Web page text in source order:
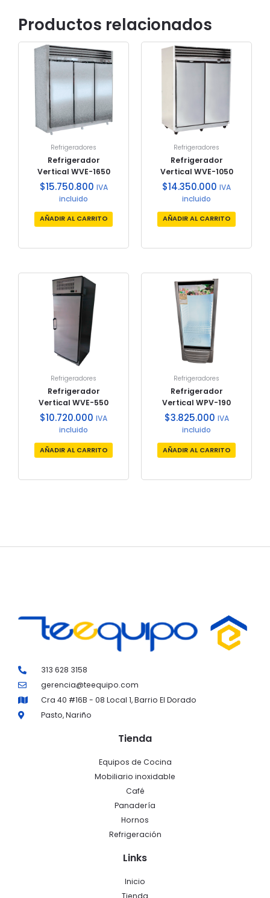
Productos relacionados
Refrigeradores
Refrigerador
Vertical WVE-1650
$15.750.800 IVA
incluido
AÑADIR AL CARRITO
Refrigeradores
Refrigerador
Vertical WVE-1050
$14.350.000 IVA
incluido
AÑADIR AL CARRITO
Refrigeradores
Refrigerador
Vertical WVE-550
$10.720.000 IVA
incluido
AÑADIR AL CARRITO
Refrigeradores
Refrigerador
Vertical WPV-190
$3.825.000 IVA
incluido
AÑADIR AL CARRITO
313 628 3158
gerencia@teequipo.com
Cra 40 #16B - 08 Local 1, Barrio El Dorado
Pasto, Nariño
Tienda
Equipos de Cocina
Mobiliario inoxidable
Café
Panadería
Hornos
Refrigeración
Links
Inicio